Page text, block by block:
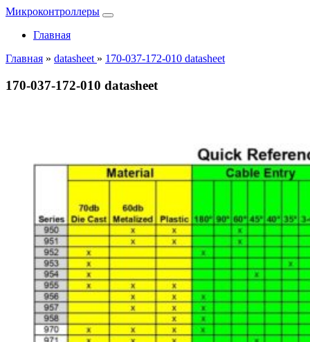
Микроконтроллеры
Главная
Главная » datasheet » 170-037-172-010 datasheet
170-037-172-010 datasheet